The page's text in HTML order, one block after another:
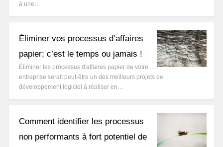
à une…
Éliminer vos processus d’affaires
papier; c’est le temps ou jamais !
Éliminer les processus d'affaires papier de votre
entreprise serait peut-être un des meilleurs projets de
développement logiciel à réaliser en…
Comment identifier les processus
non performants à fort potentiel de